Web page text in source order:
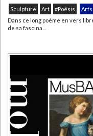
Sculpture Art #Poésis Arts
Dans ce long poème en vers
de sa fascina...